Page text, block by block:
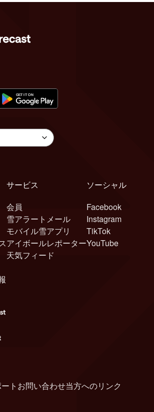
サービス
会員
雪アラートメール
モバイル雪アプリ
アイボールレポーター
天気フィード
ソーシャル
Facebook
Instagram
TikTok
YouTube
ト お問い合わせ当方へのリンク